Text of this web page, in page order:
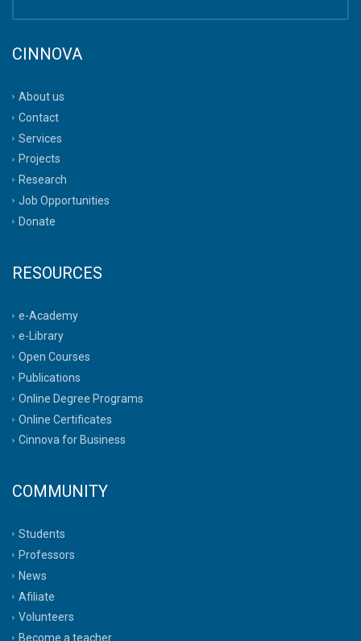
CINNOVA
About us
Contact
Services
Projects
Research
Job Opportunities
Donate
RESOURCES
e-Academy
e-Library
Open Courses
Publications
Online Degree Programs
Online Certificates
Cinnova for Business
COMMUNITY
Students
Professors
News
Afiliate
Volunteers
Become a teacher